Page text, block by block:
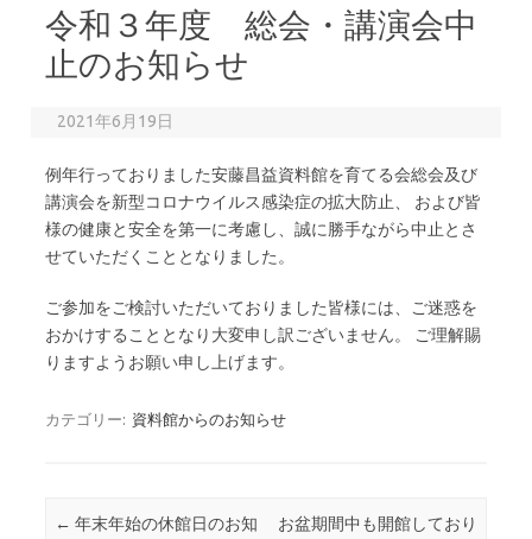
令和３年度 総会・講演会中
止のお知らせ
2021年6月19日
例年行っておりました安藤昌益資料館を育てる会総会及び
講演会を新型コロナウイルス感染症の拡大防止、 および皆
様の健康と安全を第一に考慮し、誠に勝手ながら中止とさ
せていただくこととなりました。
ご参加をご検討いただいておりました皆様には、ご迷惑を
おかけすることとなり大変申し訳ございません。 ご理解賜
りますようお願い申し上げます。
カテゴリー: 資料館からのお知らせ
投稿ナビゲーション
← 年末年始の休館日のお知
お盆期間中も開館しており